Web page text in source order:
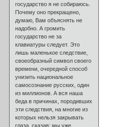
государство я не собираюсь.
Почему оно прекращено,
думаю, Вам объяснять не
надобно. А громить
государство не за
клавиатуры следует. Это
лишь маленькое следствие,
своеобразный символ своего
времени, очередной способ
унизить национальное
самосознание русских, один
из миллионов. А вся наша
беда в причинах, породивших
эти следствия, на многие из
которых нельзя закрывать
глаза, сказав: мы уже